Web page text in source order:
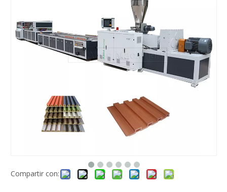
Compartir con: